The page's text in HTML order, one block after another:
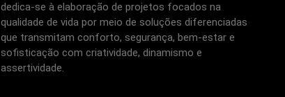
dedica-se à elaboração de projetos focados na
qualidade de vida por meio de soluções diferenciadas
que transmitam conforto, segurança, bem-estar e
sofisticação com criatividade, dinamismo e
assertividade.